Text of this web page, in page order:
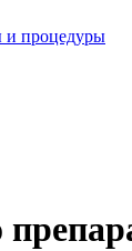
и процедуры